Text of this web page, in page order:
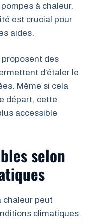
à chaleur.
est crucial pour
aides.
des
d’étaler le
Même si cela
départ, cette
accessible
selon
chaleur peut
climatiques.